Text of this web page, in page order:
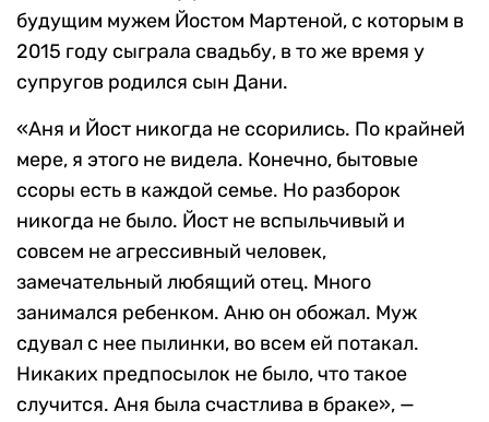
будущим мужем Йостом Мартеной, с которым в
2015 году сыграла свадьбу, в то же время у
супругов родился сын Дани.
«Аня и Йост никогда не ссорились. По крайней
мере, я этого не видела. Конечно, бытовые
ссоры есть в каждой семье. Но разборок
никогда не было. Йост не вспыльчивый и
совсем не агрессивный человек,
замечательный любящий отец. Много
занимался ребенком. Аню он обожал. Муж
сдувал с нее пылинки, во всем ей потакал.
Никаких предпосылок не было, что такое
случится. Аня была счастлива в браке», —